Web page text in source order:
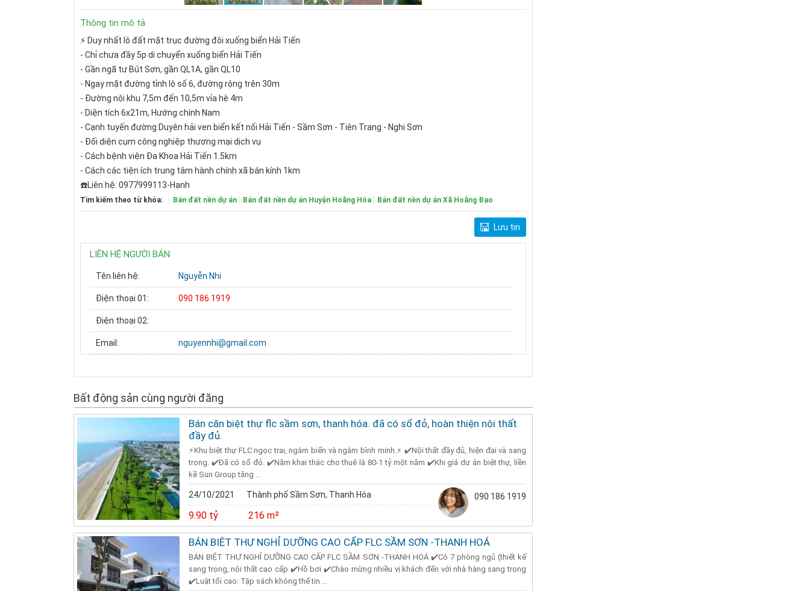
Thông tin mô tả
⚡ Duy nhất lô đất mặt trục đường đôi xuống biển Hải Tiến
- Chỉ chưa đầy 5p di chuyển xuống biển Hải Tiến
- Gần ngã tư Bút Sơn, gần QL1A, gần QL10
- Ngay mặt đường tỉnh lộ số 6, đường rộng trên 30m
- Đường nội khu 7,5m đến 10,5m vỉa hè 4m
- Diện tích 6x21m, Hướng chính Nam
- Cạnh tuyến đường Duyên hải ven biển kết nối Hải Tiến - Sầm Sơn - Tiên Trang - Nghi Sơn
- Đối diện cụm công nghiệp thương mại dịch vụ
- Cách bệnh viện Đa Khoa Hải Tiến 1.5km
- Cách các tiện ích trung tâm hành chính xã bán kính 1km
☎️Liên hệ: 0977999113-Hạnh
Tìm kiếm theo từ khóa: Bán đất nền dự án Bán đất nền dự án Huyện Hoằng Hóa Bán đất nền dự án Xã Hoằng Đạo
Lưu tin
LIÊN HỆ NGƯỜI BÁN
Tên liên hệ: Nguyễn Nhi
Điện thoại 01: 090 186 1919
Điện thoại 02:
Email: nguyennhi@gmail.com
Bất động sản cùng người đăng
Bán căn biệt thự flc sầm sơn, thanh hóa. đã có sổ đỏ, hoàn thiện nội thất
đầy đủ.
⚡Khu biệt thự FLC ngọc trai, ngắm biển và ngắm bình minh.⚡ ✔️Nội thất đầy đủ, hiện đại và sang
trọng. ✔️Đã có sổ đỏ. ✔️Năm khai thác cho thuê là 80-1 tỷ một năm ✔️Khi giá dự án biệt thự, liền
kề Sun Group tăng ...
24/10/2021 Thành phố Sầm Sơn, Thanh Hóa
9.90 tỷ 216 m²
090 186 1919
BÁN BIỆT THỰ NGHỈ DƯỠNG CAO CẤP FLC SẦM SƠN -THANH HOÁ
BÁN BIỆT THỰ NGHỈ DƯỠNG CAO CẤP FLC SẦM SƠN -THANH HOÁ ✔️Có 7 phòng ngủ (thiết kế
sang trọng, nội thất cao cấp ✔️Hồ bơi ✔️Chào mừng nhiều vị khách đến với nhà hàng sang trọng
✔️Luật tối cao: Tập sách không thể tin ...